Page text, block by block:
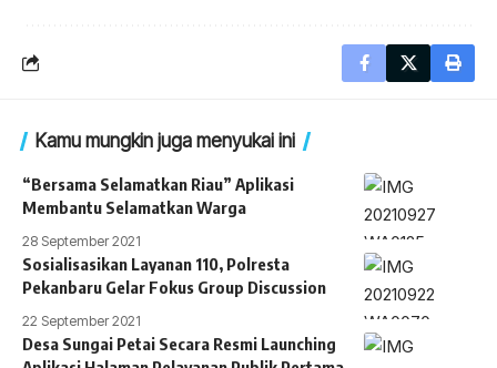
Kamu mungkin juga menyukai ini
“Bersama Selamatkan Riau” Aplikasi
Membantu Selamatkan Warga
28 September 2021
Sosialisasikan Layanan 110, Polresta
Pekanbaru Gelar Fokus Group Discussion
22 September 2021
Desa Sungai Petai Secara Resmi Launching